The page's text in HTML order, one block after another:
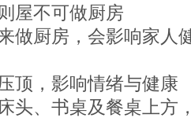
屋不可做厨房
做厨房，会影响家人
顶，影响情绪与健康
头、书桌及餐桌上方